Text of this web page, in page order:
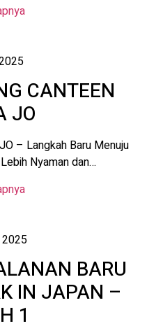
CANTEEN
JO
– Langkah Baru Menuju
Nyaman dan…
BARU
IN JAPAN –
1